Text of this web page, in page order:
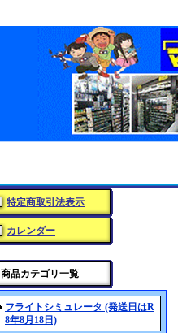
特定商取引法表示
カレンダー
商品カテゴリ一覧
フライトシミュレータ (発送日はR
8年8月18日)